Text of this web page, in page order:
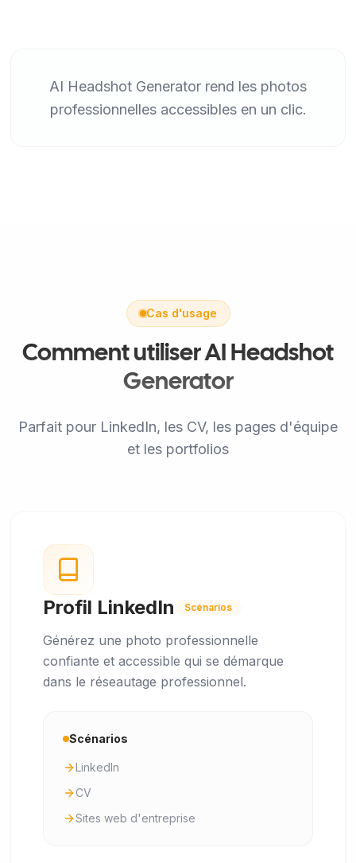
AI Headshot Generator rend les photos
professionnelles accessibles en un clic.
Cas d'usage
Comment utiliser AI Headshot
Generator
Parfait pour LinkedIn, les CV, les pages d'équipe
et les portfolios
Profil LinkedIn Scénarios
Générez une photo professionnelle
confiante et accessible qui se démarque
dans le réseautage professionnel.
Scénarios
LinkedIn
CV
Sites web d'entreprise